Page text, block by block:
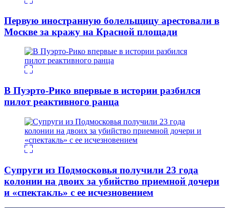
Первую иностранную болельщицу арестовали в
Москве за кражу на Красной площади
В Пуэрто-Рико впервые в истории разбился
пилот реактивного ранца
Супруги из Подмосковья получили 23 года
колонии на двоих за убийство приемной дочери
и «спектакль» с ее исчезновением